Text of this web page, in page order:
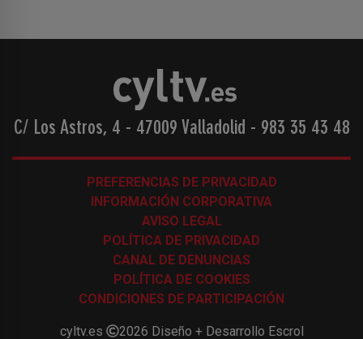
C/ Los Astros, 4 - 47009 Valladolid - 983 35 43 48
PREFERENCIAS DE PRIVACIDAD
INFORMACIÓN CORPORATIVA
AVISO LEGAL
POLÍTICA DE PRIVACIDAD
CANAL DE DENUNCIAS
POLÍTICA DE COOKIES
CONDICIONES DE PARTICIPACIÓN
cyltv.es 2026 Diseño + Desarrollo Escrol